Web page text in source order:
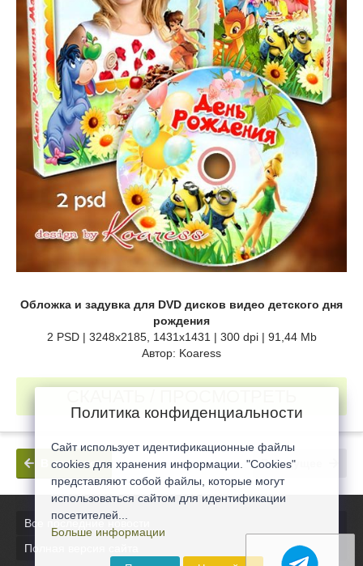
Обложка и задувка для DVD дисков видео детского дня
рождения
2 PSD | 3248x2185, 1431x1431 | 300 dpi | 91,44 Mb
Автор: Koaress
В будущее
В прошлое
Все последние новости
Полная версия сайта
Политика конфиденциальности
Сайт использует идентификационные файлы
cookies для хранения информации. "Cookies"
представляют собой файлы, которые могут
использоваться сайтом для идентификации
посетителей...
Больше информации